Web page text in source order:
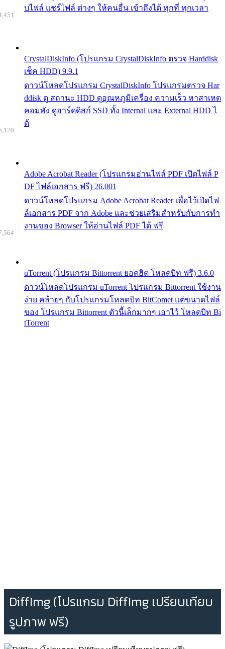
บไฟล์ แชร์ไฟล์ ต่างๆ ให้คนอื่น เข้าถึงได้ ทุกที่ ทุกเวลา
CrystalDiskInfo (โปรแกรม CrystalDiskInfo ตรวจ Harddisk
เช็ค HDD) 9.9.1
ดาวน์โหลดโปรแกรม CrystalDiskInfo โปรแกรมตรวจ Har
ddisk ดู สถานะ HDD ดูอุณหภูมิเครื่อง ความเร็ว หาสาเหต
คอมพัง ดูฮาร์ดดิสก์ SSD ทั้ง Internal และ External HDD ไ
ด้
Adobe Acrobat Reader (โปรแกรมอ่านไฟล์ PDF เปิดไฟล์ P
DF ไฟล์เอกสาร ฟรี) 26.001
ดาวน์โหลดโปรแกรม Adobe Acrobat Reader เพื่อไว้เปิดไฟ
ล์เอกสาร PDF จาก Adobe และช่วยเสริมสำหรับกับการทำ
งานของ Browser ให้อ่านไฟล์ PDF ได้ ฟรี
uTorrent (โปรแกรม Bittorrent ยอดฮิต โหลดบิท ฟรี) 3.6.0
ดาวน์โหลดโปรแกรม uTorrent โปรแกรม Bittorrent ใช้งาน
ง่าย คล้ายๆ กับโปรแกรมโหลดบิท BitComet แต่ขนาดไฟล์
ของ โปรแกรม Bittorrent ตัวนี้เล็กมากๆ เอาไว้ โหลดบิท Bi
tTorrent
DiffImg (โปรแกรม DiffImg เปรียบเทียบ
รูปภาพ ฟรี)